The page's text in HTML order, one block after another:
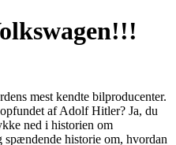
mest kendte bilproducenter.
af Adolf Hitler? Ja, du
ned i historien om
historie om, hvordan